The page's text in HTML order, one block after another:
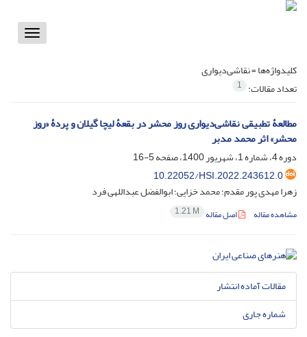
Toggle
کلیدواژه‌ها =نقاشی‌دیواری‌
تعداد مقالات: 1
مطالعۀ تطبیقی‌‌‌ نقاشی‌دیواری ‌روز محشر در بقعۀ ‌لیچا ‌گیلان و پردۀ «روز
محشر» اثر محمد مدبر
دوره 4، شماره 1، شهریور 1400، صفحه
5-16
10.22052/HSI.2022.243612.0
زهرا مهدی پور مقدم؛ محمد خزایی؛ ابوالفضل عبداللهی فرد
مشاهده مقاله اصل مقاله 1.21 M
مقالات آماده انتشار
شماره جاری